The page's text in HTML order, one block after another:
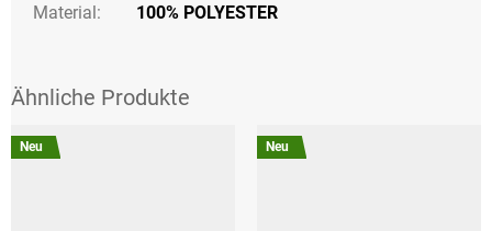
Material:
100% POLYESTER
Neu Neu